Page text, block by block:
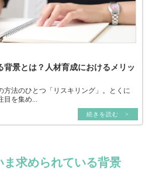
背景とは？人材育成におけるメリッ
方法のひとつ「リスキリング」。とくに
目を集め...
続きを読む >
ま求められている背景